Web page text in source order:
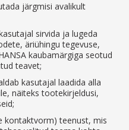
järgmisi avalikult
sirvida ja lugeda
äriühingu tegevuse,
kaubamärgiga seotud
teavet;
kasutajal laadida alla
näiteks tootekirjeldusi,
kontaktvorm) teenust, mis